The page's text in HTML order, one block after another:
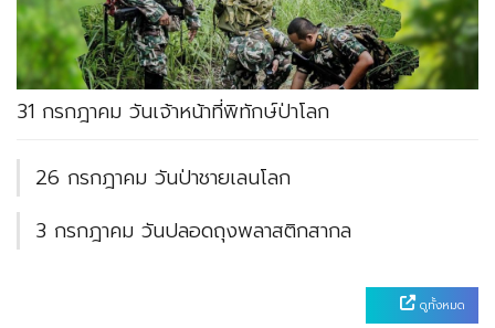
31 กรกฎาคม วันเจ้าหน้าที่พิทักษ์ป่าโลก
26 กรกฎาคม วันป่าชายเลนโลก
3 กรกฎาคม วันปลอดถุงพลาสติกสากล
ดูทั้งหมด